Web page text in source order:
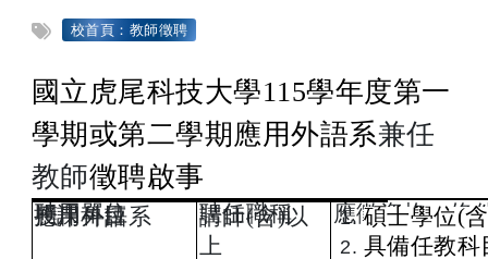
標籤：
校首頁：教師徵聘
國立虎尾科技大學115學年度第一
學期或第二學期應用外語系兼任
教師徵聘啟事
聘用單位 聘任職稱 應徵資格、條
授課科目
應用外語系 講師(含)以
上
碩士學位(含
具備任教科